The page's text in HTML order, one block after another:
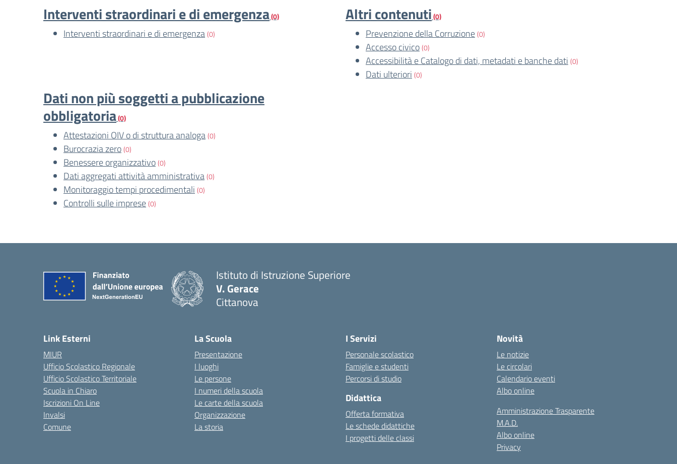
Interventi straordinari e di emergenza(0)
Interventi straordinari e di emergenza(0)
Altri contenuti(0)
Prevenzione della Corruzione(0)
Accesso civico(0)
Accessibilità e Catalogo di dati, metadati e banche dati (0)
Dati ulteriori (0)
Dati non più soggetti a pubblicazione
obbligatoria(0)
Attestazioni OIV o di struttura analoga(0)
Burocrazia zero(0)
Benessere organizzativo(0)
Dati aggregati attività amministrativa(0)
Monitoraggio tempi procedimentali (0)
Controlli sulle imprese(0)
Istituto di Istruzione Superiore
V. Gerace
Cittanova
Link Esterni
MIUR
Ufficio Scolastico Regionale
Ufficio Scolastico Territoriale
Scuola in Chiaro
Iscrizioni On Line
Invalsi
Comune
La Scuola
Presentazione
I luoghi
Le persone
I numeri della scuola
Le carte della scuola
Organizzazione
La storia
I Servizi
Personale scolastico
Famiglie e studenti
Percorsi di studio
Didattica
Offerta formativa
Le schede didattiche
I progetti delle classi
Novità
Le notizie
Le circolari
Calendario eventi
Albo online
Amministrazione Trasparente
M.A.D.
Albo online
Privacy